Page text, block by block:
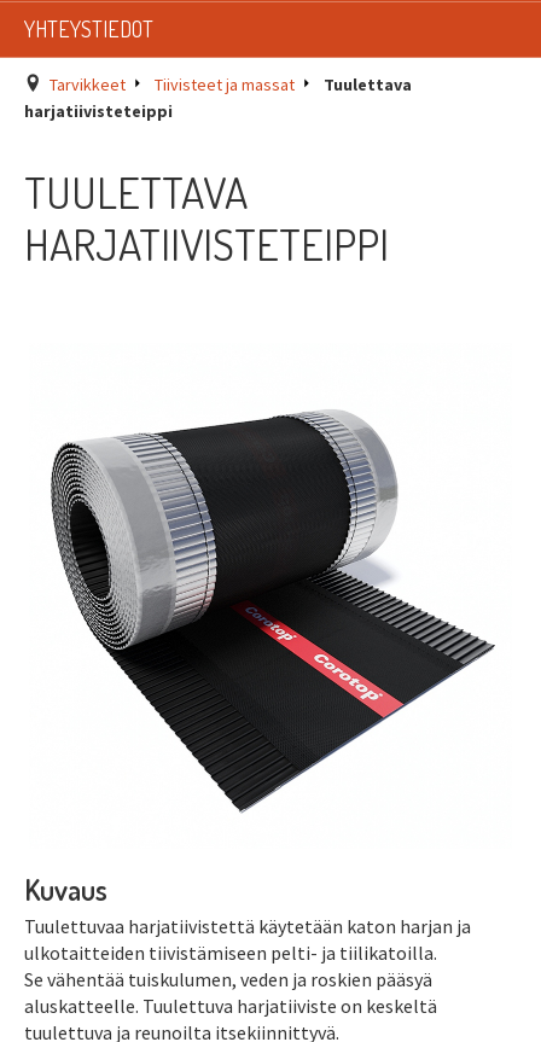
LISTAT
SADEVESIJÄRJESTELMÄT
TIKASTUOTTEET
KATTOLUUKUT JA KATTOLÄPIVIENNIT
PYYDÄ TARJOUS ASENNUKSESTA
YHTEYSTIEDOT
Tarvikkeet Tiivisteet ja massat
Tuulettava
harjatiivisteteippi
TUULETTAVA
HARJATIIVISTETEIPPI
Kuvaus
Tuulettuvaa harjatiivistettä käytetään katon harjan ja
ulkotaitteiden tiivistämiseen pelti- ja tiilikatoilla.
Se vähentää tuiskulumen, veden ja roskien pääsyä
aluskatteelle. Tuulettuva harjatiiviste on keskeltä
tuulettuva ja reunoilta itsekiinnittyvä.